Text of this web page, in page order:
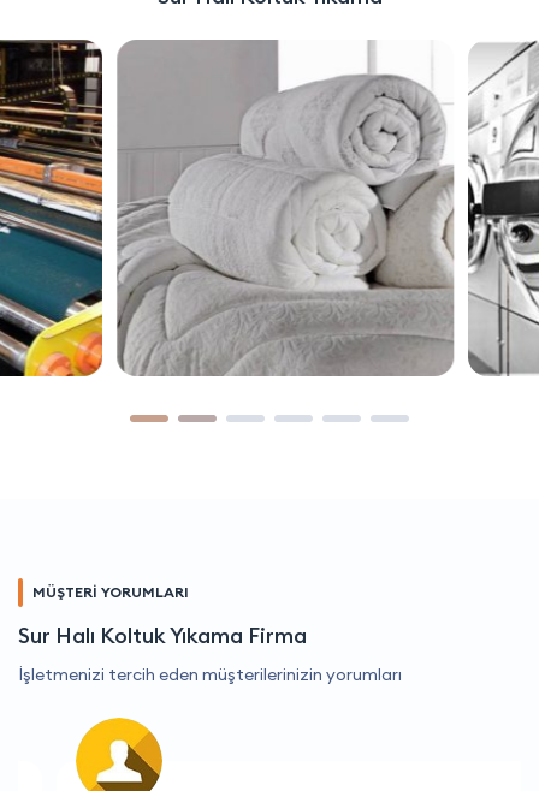
MÜŞTERİ YORUMLARI
Sur Halı Koltuk Yıkama Firma
İşletmenizi tercih eden müşterilerinizin yorumları